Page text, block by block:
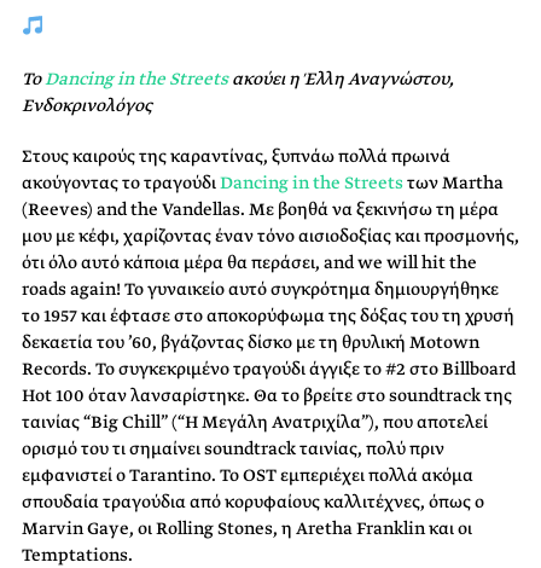
ΤοDancing in the Streetsακούει η Έλλη Αναγνώστου,
Ενδοκρινολόγος
Στους καιρούς της καραντίνας, ξυπνάω πολλά πρωινά
ακούγοντας το τραγούδιDancing in the Streetsτων Martha
(Reeves) and the Vandellas. Με βοηθά να ξεκινήσω τη μέρα
μου με κέφι, χαρίζοντας έναν τόνο αισιοδοξίας και προσμονής,
ότι όλο αυτό κάποια μέρα θα περάσει, and we will hit the
roads again! Το γυναικείο αυτό συγκρότημα δημιουργήθηκε
το 1957 και έφτασε στο αποκορύφωμα της δόξας του τη χρυσή
δεκαετία του ’60, βγάζοντας δίσκο με τη θρυλική Motown
Records. Το συγκεκριμένο τραγούδι άγγιξε το #2 στο Billboard
Hot 100 όταν λανσαρίστηκε. Θα το βρείτε στο soundtrack της
ταινίας “Big Chill” (“Η Μεγάλη Ανατριχίλα”), που αποτελεί
ορισμό του τι σημαίνει soundtrack ταινίας, πολύ πριν
εμφανιστεί ο Tarantino. Το OST εμπεριέχει πολλά ακόμα
σπουδαία τραγούδια από κορυφαίους καλλιτέχνες, όπως ο
Marvin Gaye, οι Rolling Stones, η Aretha Franklin και οι
Temptations.